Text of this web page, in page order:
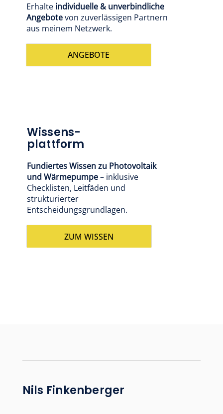
Erhalte individuelle & unverbindliche
Angebotevon zuverlässigen Partnern
aus meinem Netzwerk.
ANGEBOTE
Wissens-
plattform
Fundiertes Wissen zu Photovoltaik
und Wärmepumpe– inklusive
Checklisten, Leitfäden und
strukturierter
Entscheidungsgrundlagen.
ZUM WISSEN
Nils Finkenberger